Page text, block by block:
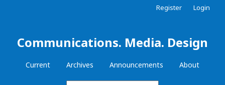
Communications. Media. Design
Current Archives Announcements About
Register Login